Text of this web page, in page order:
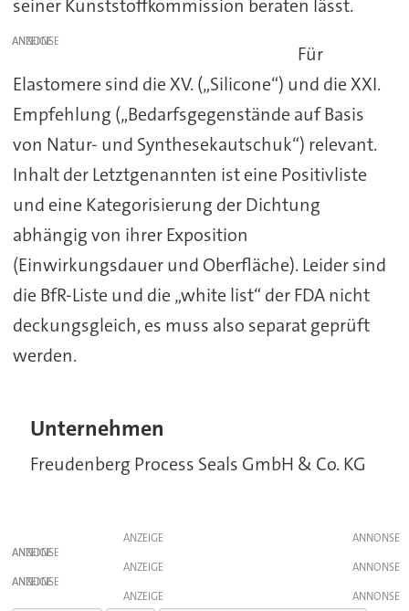
seiner Kunststoffkommission beraten lässt.
ANZEIGE
Für
Elastomere sind die XV. („Silicone“) und die XXI.
Empfehlung („Bedarfsgegenstände auf Basis
von Natur- und Synthesekautschuk“) relevant.
Inhalt der Letztgenannten ist eine Positivliste
und eine Kategorisierung der Dichtung
abhängig von ihrer Exposition
(Einwirkungsdauer und Oberfläche). Leider sind
die BfR-Liste und die „white list“ der FDA nicht
deckungsgleich, es muss also separat geprüft
werden.
Unternehmen
Freudenberg Process Seals GmbH & Co. KG
ANZEIGE
ANZEIGE
ANZEIGE
ANZEIGE
ANZEIGE